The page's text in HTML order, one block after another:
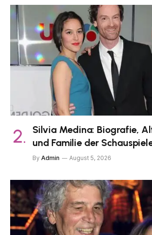
Silvia Medina: Biografie,
und Familie der
By Admin August 5, 2026